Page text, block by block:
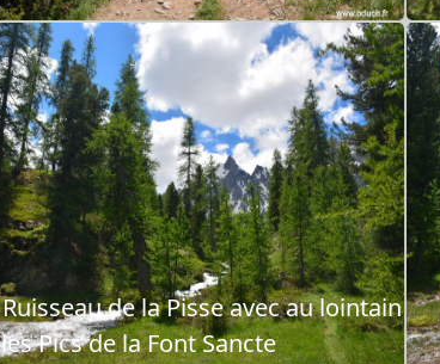
Ruisseau de la Pisse avec au lointain
les Pics de la Font Sancte